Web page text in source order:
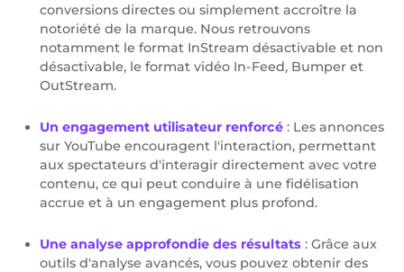
conversions directes ou simplement accroître la
notoriété de la marque. Nous retrouvons
notamment le format InStream désactivable et non
désactivable, le format vidéo In-Feed, Bumper et
OutStream.
Un engagement utilisateur renforcé : Les annonces
sur YouTube encouragent l'interaction, permettant
aux spectateurs d'interagir directement avec votre
contenu, ce qui peut conduire à une fidélisation
accrue et à un engagement plus profond.
Une analyse approfondie des résultats : Grâce aux
outils d'analyse avancés, vous pouvez obtenir des